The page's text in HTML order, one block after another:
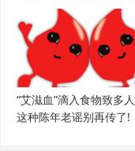
“艾滋血”滴入食物致多
这种陈年老谣别再传了!